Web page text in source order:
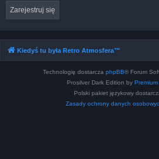
Zarejestruj się
Kiedyś tu była Retro Atmosfera™
Technologię dostarcza phpBB® Forum
Prosilver Dark Edition by
Polski pakiet językowy
Zasady ochrony danych